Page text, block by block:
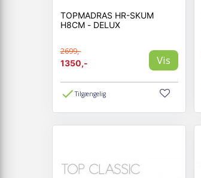
TOPMADRAS HR-SKUM
H8CM - DELUX
2699,-
1350,-
Vis
Tilgængelig